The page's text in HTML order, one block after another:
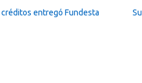
entregó Fundesta